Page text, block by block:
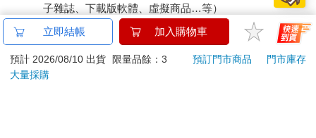
子雜誌、下載版軟體、虛擬商品…等）
已拆封之個人衛生用品。（如：內衣褲、刮鬍刀、除毛
刀…等）
若非上列種類商品，均享有到貨7天的猶豫期（含例假
日）。
立即結帳 加入購物車
預計 2026/08/10 出貨 限量品餘：3 預訂門市商品
門市庫存
大量採購